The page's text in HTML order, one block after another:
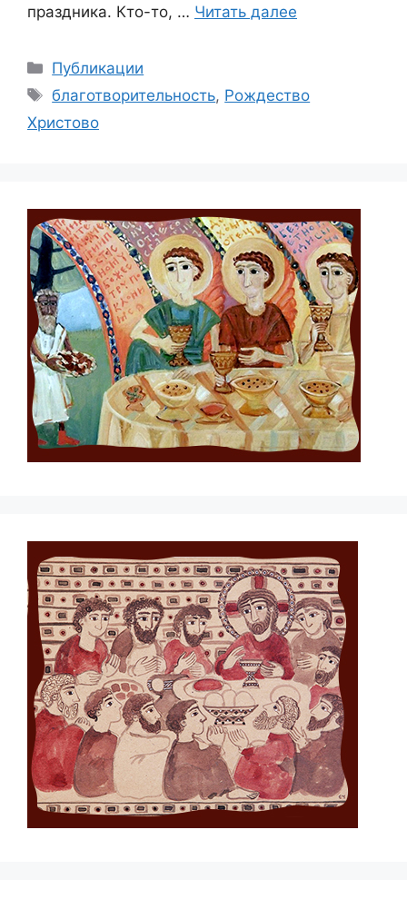
праздника. Кто-то, … Читать далее
Рубрики
Публикации
Метки
благотворительность, Рождество
Христово